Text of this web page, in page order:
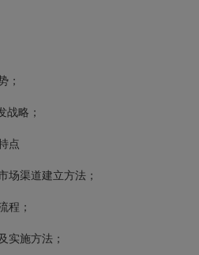
；
战略；
点
场渠道建立方法；
程；
实施方法；